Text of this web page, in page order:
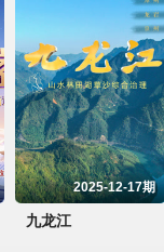
2025-12-17期
九龙江